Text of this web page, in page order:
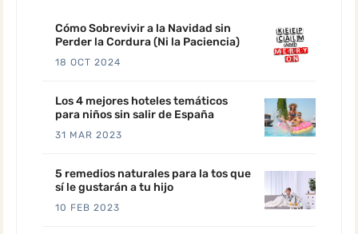
Cómo Sobrevivir a la Navidad sin
Perder la Cordura (Ni la Paciencia)
18 OCT 2024
Los 4 mejores hoteles temáticos
para niños sin salir de España
31 MAR 2023
5 remedios naturales para la tos que
sí le gustarán a tu hijo
10 FEB 2023